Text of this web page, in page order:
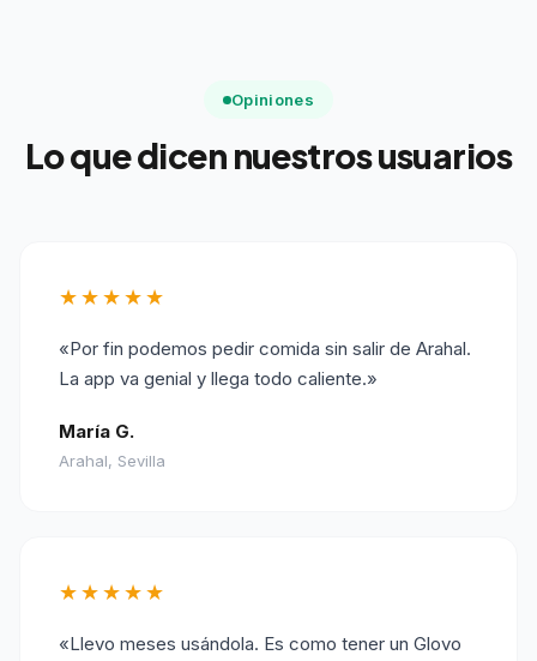
Opiniones
Lo que dicen nuestros usuarios
★★★★★
«Por fin podemos pedir comida sin salir de Arahal.
La app va genial y llega todo caliente.»
María G.
Arahal, Sevilla
★★★★★
«Llevo meses usándola. Es como tener un Glovo